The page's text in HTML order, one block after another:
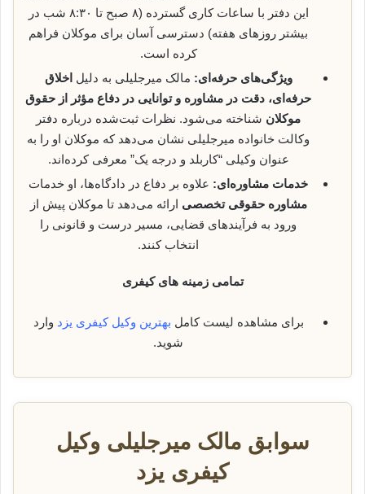
این دفتر با ساعات کاری گسترده (۸ صبح تا ۸:۳۰ شب در
بیشتر روزهای هفته) دسترسی آسان برای موکلان فراهم
کرده است.
ویژگی‌های حرفه‌ای: مالک میرجلیلی به دلیل اخلاق
حرفه‌ای، دقت در مشاوره و توانایی در دفاع مؤثر از حقوق
موکلان شناخته می‌شود. نظرات ثبت‌شده درباره دفتر
وکالت خانواده میرجلیلی نشان می‌دهد که موکلان او را به
عنوان وکیلی “کاربلد و درجه یک” معرفی کرده‌اند.
خدمات مشاوره‌ای: علاوه بر دفاع در دادگاه‌ها، او خدمات
مشاوره حقوقی تخصصی ارائه می‌دهد تا موکلان پیش از
ورود به فرآیندهای قضایی، مسیر درست و قانونی را
انتخاب کنند.
تمامی زمینه های کیفری
برای مشاهده لیست کامل بهترین وکیل کیفری یزد وارد
شوید.
سوابق مالک میرجلیلی وکیل
کیفری یزد